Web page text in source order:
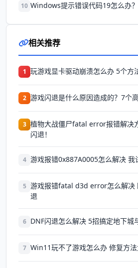
10 Windows提示错误代码19怎么办
相关推荐
1 玩游戏显卡驱动崩溃怎么办 5个方
2 游戏闪退是什么原因造成的？7个
3 植物大战僵尸fatal error报错解决
闪退！
4 游戏报错0x887A0005怎么解决 我
5 游戏报错fatal d3d error怎么解决
退
6 DNF闪退怎么解决 5招搞定地下城
7 Win11玩不了游戏怎么办 修复方